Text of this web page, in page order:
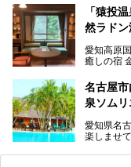
お好みの
「名古屋
にするだ
今回は普
さっそく
「猿投
然ラド
愛知高原
癒しの宿
天然ラド
室、地元
ご紹介し
名古屋
泉ソム
愛知県名
楽しませ
ムリエの